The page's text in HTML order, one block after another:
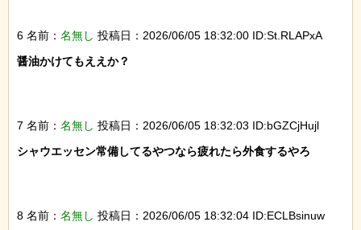
6 名前： 名無し 投稿日：2026/06/05 18:32:00 ID:St.RLAPxA
醤油かけてもええか？
7 名前： 名無し 投稿日：2026/06/05 18:32:03 ID:bGZCjHujl
シャウエッセン常備してるやつなら疲れたら外食するやろ
8 名前： 名無し 投稿日：2026/06/05 18:32:04 ID:ECLBsinuw